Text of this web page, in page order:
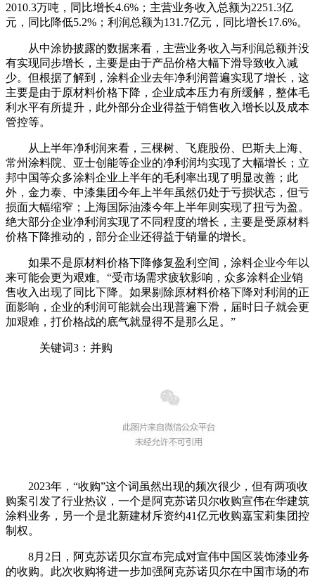
2010.3万吨，同比增长4.6%；主营业务收入总额为2251.3亿
元，同比降低5.2%；利润总额为131.7亿元，同比增长17.6%。
从中涂协披露的数据来看，主营业务收入与利润总额并没
有实现同步增长，主要是由于产品价格大幅下滑导致收入减
少。但根据了解到，涂料企业去年净利润普遍实现了增长，这
主要是由于原材料价格下降，企业成本压力有所缓解，整体毛
利水平有所提升，此外部分企业得益于销售收入增长以及成本
管控等。
从上半年净利润来看，三棵树、飞鹿股份、巴斯夫上海、
常州涂料院、亚士创能等企业的净利润均实现了大幅增长；立
邦中国等众多涂料企业上半年的毛利率出现了明显改善；此
外，金力泰、中漆集团今年上半年虽然仍处于亏损状态，但亏
损面大幅缩窄；上海国际油漆今年上半年则实现了扭亏为盈。
绝大部分企业净利润实现了不同程度的增长，主要是受原材料
价格下降推动的，部分企业还得益于销量的增长。
如果不是原材料价格下降修复盈利空间，涂料企业今年以
来可能会更为艰难。“受市场需求疲软影响，众多涂料企业销
售收入出现了同比下降。如果剔除原材料价格下降对利润的正
面影响，企业的利润可能就会出现普遍下滑，届时日子就会更
加艰难，打价格战的底气就显得不是那么足。”
关键词3：并购
2023年，“收购”这个词虽然出现的频次很少，但有两项收
购案引发了行业热议，一个是阿克苏诺贝尔收购宣伟在华建筑
涂料业务，另一个是北新建材斥资约41亿元收购嘉宝莉集团控
制权。
8月2日，阿克苏诺贝尔宣布完成对宣伟中国区装饰漆业务
的收购。此次收购将进一步加强阿克苏诺贝尔在中国市场的布